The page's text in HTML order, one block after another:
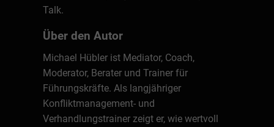
Talk.
Über den Autor
Michael Hübler ist Mediator, Coach,
Moderator, Berater und Trainer für
Führungskräfte. Als langjähriger
Konfliktmanagement- und
Verhandlungstrainer zeigt er, wie wertvoll